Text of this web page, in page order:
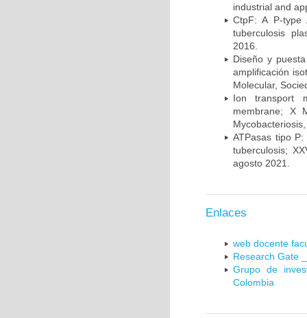
industrial and
CtpF: A P-type
tuberculosis
2016.
Diseño y
amplificación
Molecular,
Ion transport
membrane; X
ATPasas tipo
tuberculosis;
agosto 2021.
Enlaces
web docente
Research Gate
Grupo de
Colombia